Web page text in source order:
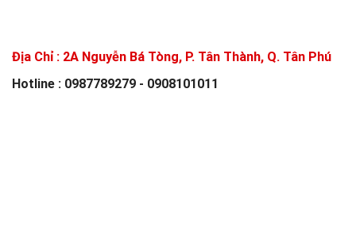
Địa Chỉ : 2A Nguyễn Bá Tòng, P. Tân Thành, Q. Tân Phú
Hotline : 0987789279 - 0908101011